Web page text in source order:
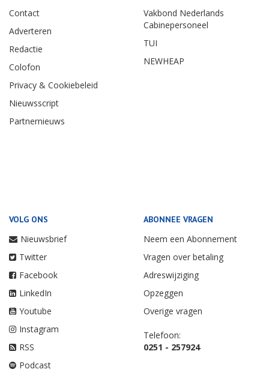
Contact
Adverteren
Redactie
Colofon
Privacy & Cookiebeleid
Nieuwsscript
Partnernieuws
Vakbond Nederlands
Cabinepersoneel
TUI
NEWHEAP
VOLG ONS
Nieuwsbrief
Twitter
Facebook
LinkedIn
Youtube
Instagram
RSS
Podcast
ABONNEE VRAGEN
Neem een Abonnement
Vragen over betaling
Adreswijziging
Opzeggen
Overige vragen
Telefoon:
0251 - 257924